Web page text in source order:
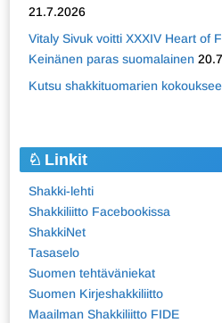
21.7.2026
Vitaly Sivuk voitti XXXIV Heart of
Keinänen paras suomalainen
Kutsu shakkituomarien
Linkit
Shakki-lehti
Shakkiliitto Facebookissa
ShakkiNet
Tasaselo
Suomen tehtäväniekat
Suomen Kirjeshakkiliitto
Maailman Shakkiliitto FIDE